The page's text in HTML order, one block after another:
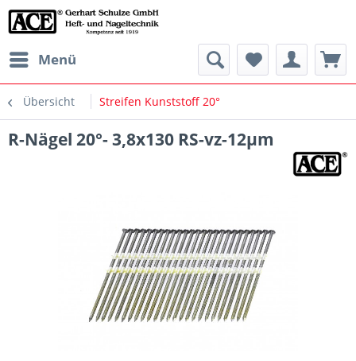
Menü
Übersicht Streifen Kunststoff 20°
R-Nägel 20°- 3,8x130 RS-vz-12µm